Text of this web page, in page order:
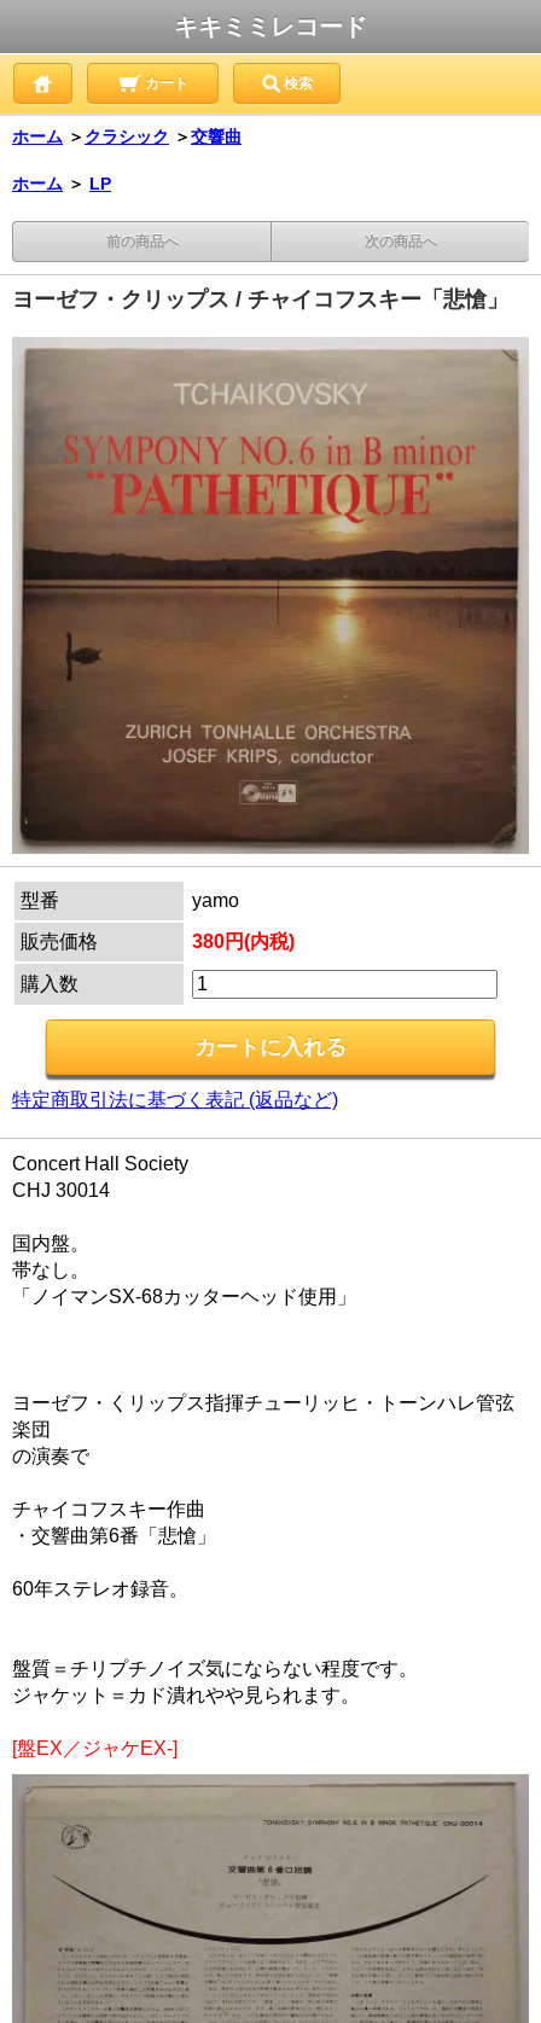
キキミミレコード
カート 検索
ホーム ＞ クラシック ＞交響曲
ホーム ＞ LP
前の商品へ 次の商品へ
ヨーゼフ・クリップス / チャイコフスキー「悲愴」
型番
yamo
販売価格
380円(内税)
購入数
特定商取引法に基づく表記 (返品など)
Concert Hall Society
CHJ 30014
国内盤。
帯なし。
「ノイマンSX-68カッターヘッド使用」
ヨーゼフ・くリップス指揮チューリッヒ・トーンハレ管弦
楽団
の演奏で
チャイコフスキー作曲
・交響曲第6番「悲愴」
60年ステレオ録音。
盤質＝チリプチノイズ気にならない程度です。
ジャケット＝カド潰れやや見られます。
[盤EX／ジャケEX-]